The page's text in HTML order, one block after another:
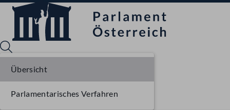
Übersicht
Parlamentarisches Verfahren